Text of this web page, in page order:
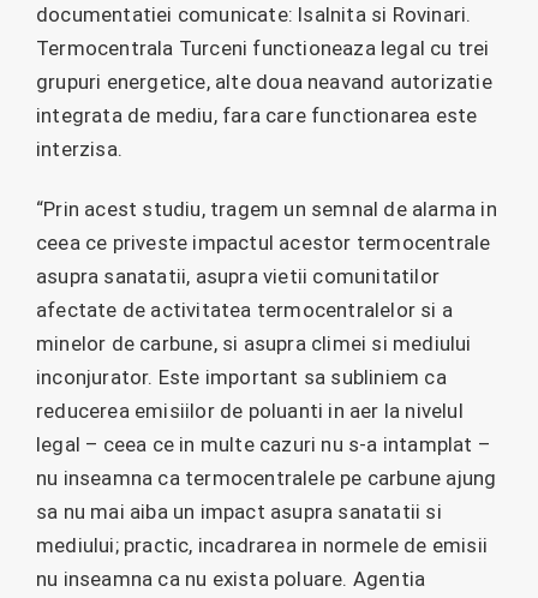
documentatiei comunicate: Isalnita si Rovinari.
Termocentrala Turceni functioneaza legal cu trei
grupuri energetice, alte doua neavand autorizatie
integrata de mediu, fara care functionarea este
interzisa.
“Prin acest studiu, tragem un semnal de alarma in
ceea ce priveste impactul acestor termocentrale
asupra sanatatii, asupra vietii comunitatilor
afectate de activitatea termocentralelor si a
minelor de carbune, si asupra climei si mediului
inconjurator. Este important sa subliniem ca
reducerea emisiilor de poluanti in aer la nivelul
legal – ceea ce in multe cazuri nu s-a intamplat –
nu inseamna ca termocentralele pe carbune ajung
sa nu mai aiba un impact asupra sanatatii si
mediului; practic, incadrarea in normele de emisii
nu inseamna ca nu exista poluare. Agentia